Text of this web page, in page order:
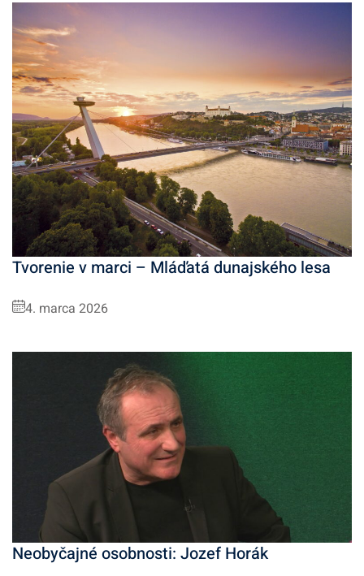
Tvorenie v marci – Mláďatá dunajského lesa
4. marca 2026
Neobyčajné osobnosti: Jozef Horák